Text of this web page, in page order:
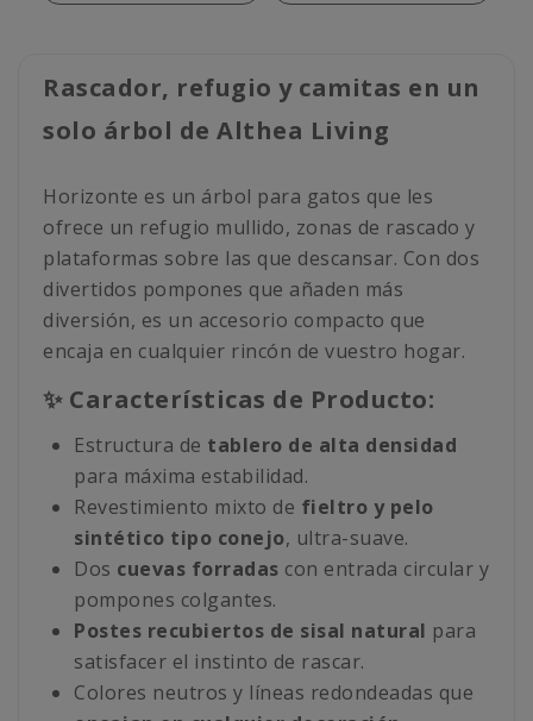
Rascador, refugio y camitas en un
solo árbol de Althea Living
Horizonte es un árbol para gatos que les
ofrece un refugio mullido, zonas de rascado y
plataformas sobre las que descansar. Con dos
divertidos pompones que añaden más
diversión, es un accesorio compacto que
encaja en cualquier rincón de vuestro hogar.
✨ Características de Producto:
Estructura de tablero de alta densidad
para máxima estabilidad.
Revestimiento mixto de fieltro y pelo
sintético tipo conejo, ultra-suave.
Dos cuevas forradas con entrada circular y
pompones colgantes.
Postes recubiertos de sisal natural para
satisfacer el instinto de rascar.
Colores neutros y líneas redondeadas que